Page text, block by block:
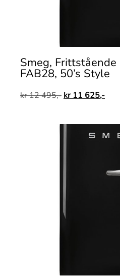
Smeg, Frittstående
FAB28, 50’s Style
kr12 495,- kr11 625,-